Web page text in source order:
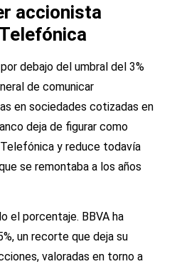
accionista
debajo del umbral del 3%
de comunicar
en sociedades cotizadas en
deja de figurar como
y reduce todavía
se remontaba a los años
el porcentaje. BBVA ha
un recorte que deja su
valoradas en torno a